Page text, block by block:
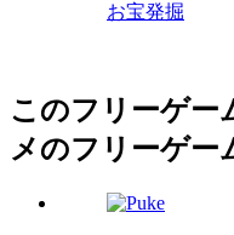
お宝発掘
このフリーゲー
メのフリーゲー